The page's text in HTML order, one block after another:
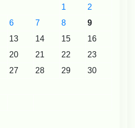
1
2
6 7 8
9
13 14 15
16
20 21 22
23
27 28 29
30